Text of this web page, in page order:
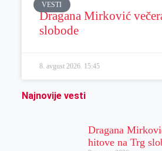
VESTI
Dragana Mirković
slobode
8. avgust 2026. 15:45
Najnovije vesti
Dragana
hitove na Trg